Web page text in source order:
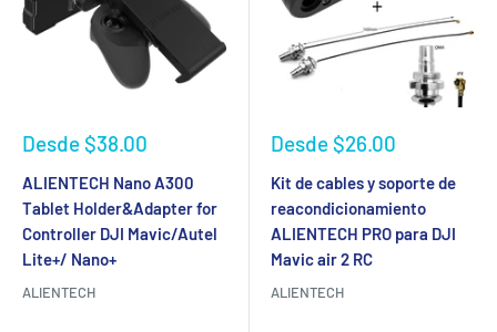
Precio
venta
Desde $38.00
ALIENTECH Nano A300
Tablet Holder&Adapter for
Controller DJI Mavic/Autel
Lite+/ Nano+
ALIENTECH
Precio
venta
Desde $26.00
Kit de cables y soporte de
reacondicionamiento
ALIENTECH PRO para DJI
Mavic air 2 RC
ALIENTECH